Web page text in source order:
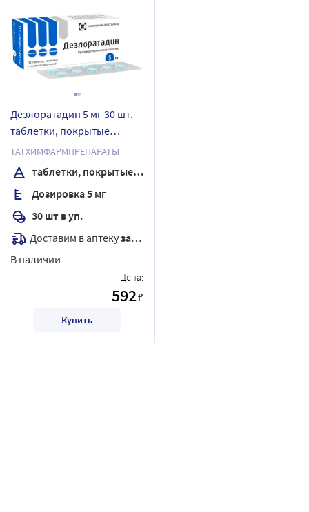
Дезлоратадин 5 мг 30 шт.
таблетки, покрытые
пленочной оболочкой
ТАТХИМФАРМПРЕПАРАТЫ
таблетки, покрытые пленочной оболочкой
Дозировка 5 мг
30 шт в уп.
Доставим в аптекузавтра
В наличии
Цена:
592₽
Купить